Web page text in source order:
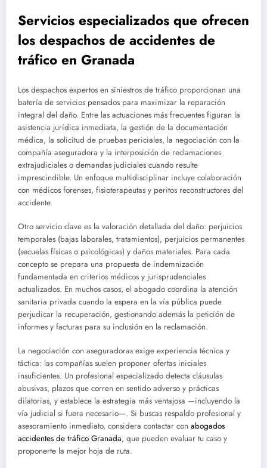
Servicios especializados que ofrecen
los despachos de accidentes de
tráfico en Granada
Los despachos expertos en siniestros de tráfico proporcionan una
batería de servicios pensados para maximizar la reparación
integral del daño. Entre las actuaciones más frecuentes figuran la
asistencia jurídica inmediata, la gestión de la documentación
médica, la solicitud de pruebas periciales, la negociación con la
compañía aseguradora y la interposición de reclamaciones
extrajudiciales o demandas judiciales cuando resulte
imprescindible. Un enfoque multidisciplinar incluye colaboración
con médicos forenses, fisioterapeutas y peritos reconstructores del
accidente.
Otro servicio clave es la valoración detallada del daño: perjuicios
temporales (bajas laborales, tratamientos), perjuicios permanentes
(secuelas físicas o psicológicas) y daños materiales. Para cada
concepto se prepara una propuesta de indemnización
fundamentada en criterios médicos y jurisprudenciales
actualizados. En muchos casos, el abogado coordina la atención
sanitaria privada cuando la espera en la vía pública puede
perjudicar la recuperación, gestionando además la petición de
informes y facturas para su inclusión en la reclamación.
La negociación con aseguradoras exige experiencia técnica y
táctica: las compañías suelen proponer ofertas iniciales
insuficientes. Un profesional especializado detecta cláusulas
abusivas, plazos que corren en sentido adverso y prácticas
dilatorias, y establece la estrategia más ventajosa —incluyendo la
vía judicial si fuera necesario—. Si buscas respaldo profesional y
asesoramiento inmediato, considera contactar con abogados
accidentes de tráfico Granada, que pueden evaluar tu caso y
proponerte la mejor hoja de ruta.